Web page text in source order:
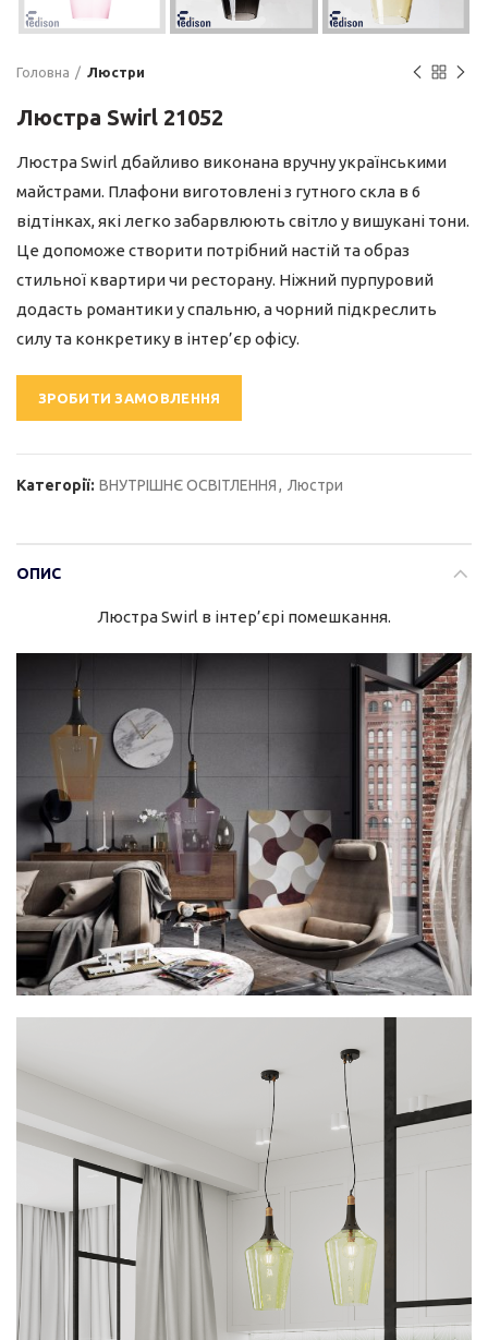
Головна Люстри
Люстра Swirl 21052
Люстра Swirl дбайливо виконана вручну українськими
майстрами. Плафони виготовлені з гутного скла в 6
відтінках, які легко забарвлюють світло у вишукані тони.
Це допоможе створити потрібний настій та образ
стильної квартири чи ресторану. Ніжний пурпуровий
додасть романтики у спальню, а чорний підкреслить
силу та конкретику в інтер’єр офісу.
ЗРОБИТИ ЗАМОВЛЕННЯ
Категорії: ВНУТРІШНЄ ОСВІТЛЕННЯ, Люстри
ОПИС
Люстра Swirl в інтер’єрі помешкання.